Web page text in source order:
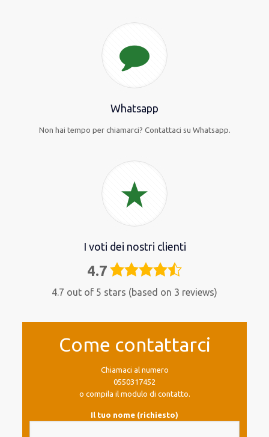
Whatsapp
Non hai tempo per chiamarci? Contattaci su Whatsapp.
I voti dei nostri clienti
4.7 4,7
4.7 out of 5 stars (based on 3 reviews)
Come contattarci
Chiamaci al numero
0550317452
o compila il modulo di contatto.
Il tuo nome (richiesto)